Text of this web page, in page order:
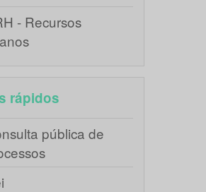
- Recursos
rápidos
pública de